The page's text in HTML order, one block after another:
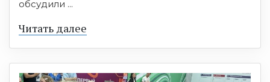
обсудили ...
Читать далее